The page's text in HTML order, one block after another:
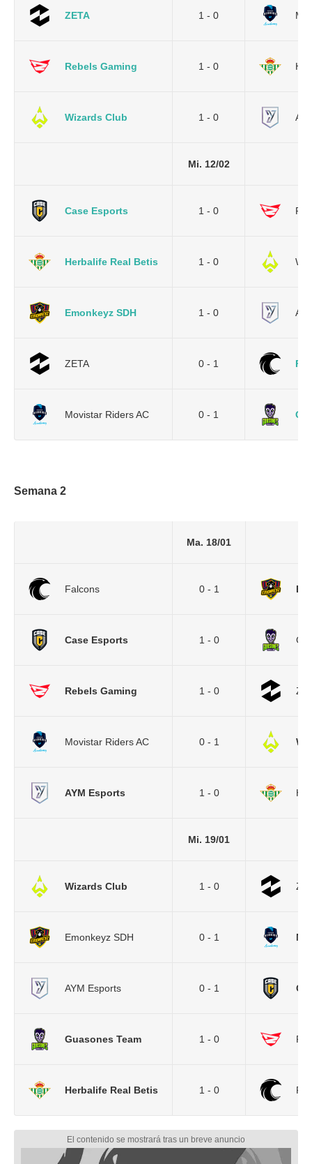
ZETA 1 - 0
Rebels Gaming 1 - 0
Wizards Club 1 - 0
Mi. 12/02
Case Esports 1 - 0
Herbalife Real Betis 1 - 0
Emonkeyz SDH 1 - 0
ZETA 0 - 1
Movistar Riders AC 0 - 1
Semana 2
Ma. 18/01
Falcons 0 - 1
Case Esports 1 - 0
Rebels Gaming 1 - 0
Movistar Riders AC 0 - 1
AYM Esports 1 - 0
Mi. 19/01
Wizards Club 1 - 0
Emonkeyz SDH 0 - 1
AYM Esports 0 - 1
Guasones Team 1 - 0
Herbalife Real Betis 1 - 0